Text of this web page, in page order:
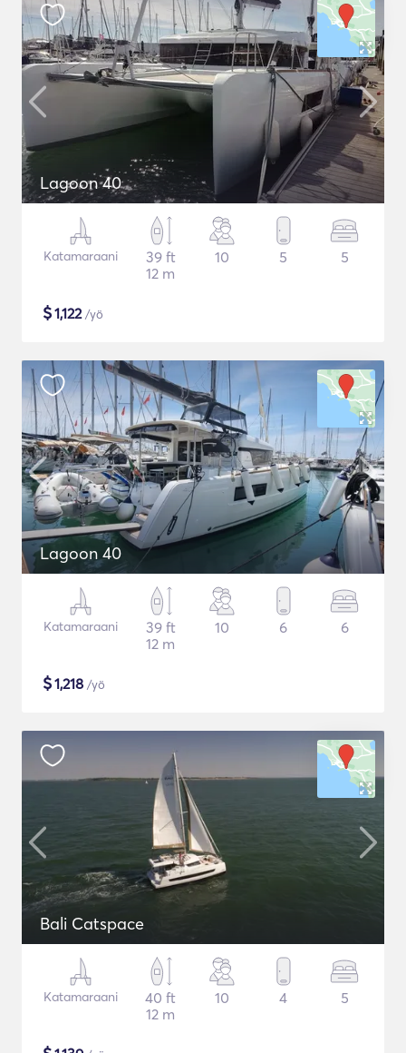
Lagoon 40
Katamaraani
39 ft
12 m
10 5 5
$1,122/yö
Lagoon 40
Katamaraani
39 ft
12 m
10 6 6
$1,218 /yö
Bali Catspace
Katamaraani
40 ft
12 m
10 4 5